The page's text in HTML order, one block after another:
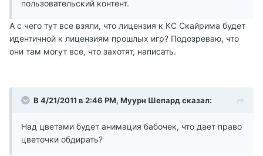
пользовательский контент.
А с чего тут все взяли, что лицензия к КС Скайрима будет
идентичной к лицензиям прошлых игр? Подозреваю, что
они там могут все, что захотят, написать.
В 4/21/2011 в 2:46 PM, Муурн Шепард сказал:
Над цветами будет анимация бабочек, что дает право
цветочки обдирать?